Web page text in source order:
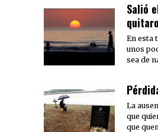
Salió
En esta
unos
sea de
La
que
que